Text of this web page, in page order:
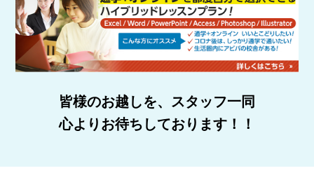
皆様のお越しを、スタッフ一同
心よりお待ちしております！！